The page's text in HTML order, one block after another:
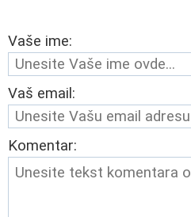
Vaše ime:
Vaš email:
Komentar: